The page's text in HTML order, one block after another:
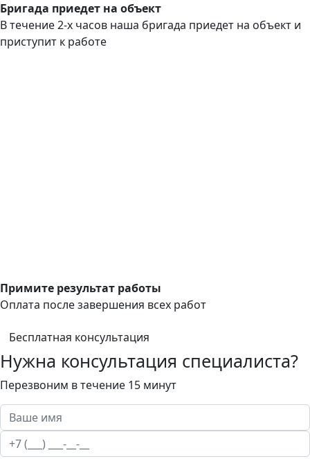
Бригада приедет на объект
В течение 2-х часов наша бригада приедет на объект и
приступит к работе
Примите результат работы
Оплата после завершения всех работ
Бесплатная консультация
Нужна консультация специалиста?
Перезвоним в течение 15 минут